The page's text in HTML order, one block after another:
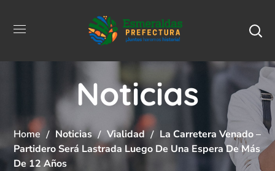
Noticias
Home Noticias Vialidad
La Carretera Venado –
Partidero Será Lastrada Luego De Una Espera De Más
De 12 Años